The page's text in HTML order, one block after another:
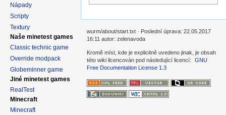
Nápady
Scripty
Textury
Naše minetest games
Classic technic game
Override modpack
Globeminner game
Jiné minetest games
RealTest
Minecraft
Minecraft
wurm/about/start.txt · Poslední úprava: 22.05.2017
16:11 autor: zelenavoda
Kromě míst, kde je explicitně uvedeno jinak, je obsah
této wiki licencován pod následující licencí:
GNU
Free Documentation License 1.3